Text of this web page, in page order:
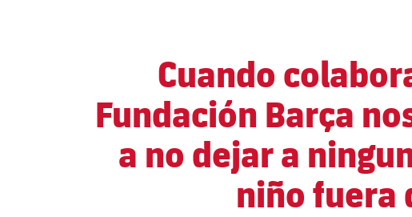
Cuando
Fundación Barça
a no dejar a
niño fuera